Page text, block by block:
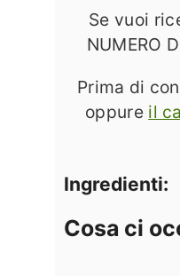
Se vuoi
NUMERO
Prima di
oppure il
Ingredienti:
Cosa ci